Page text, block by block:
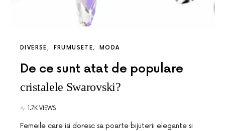
DIVERSE FRUMUSETE MODA
De ce sunt atat de populare
cristalele Swarovski?
1.7K VIEWS
Femeile care isi doresc sa poarte bijuterii elegante si